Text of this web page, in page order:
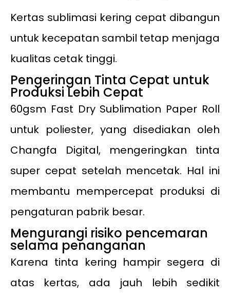
Kertas sublimasi kering cepat dibangun
untuk kecepatan sambil tetap menjaga
kualitas cetak tinggi.
Pengeringan Tinta Cepat untuk
Produksi Lebih Cepat
60gsm Fast Dry Sublimation Paper Roll
untuk poliester, yang disediakan oleh
Changfa Digital, mengeringkan tinta
super cepat setelah mencetak. Hal ini
membantu mempercepat produksi di
pengaturan pabrik besar.
Mengurangi risiko pencemaran
selama penanganan
Karena tinta kering hampir segera di
atas kertas, ada jauh lebih sedikit